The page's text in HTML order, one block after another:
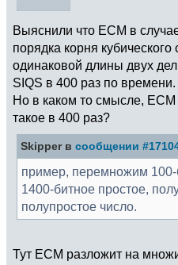
Выяснили что ECM в
порядка корня
одинаковой длины двух
SIQS в 400 раз по времени.
Но в каком то смысле,
такое в 400 раз?
Skipper в сообщении
пример, перемножим 100-
1400-битное простое,
полупростое число.
Тут ECM разложит на